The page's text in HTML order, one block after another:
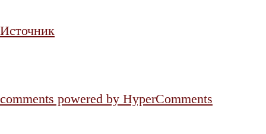
Источник
comments powered by HyperComments